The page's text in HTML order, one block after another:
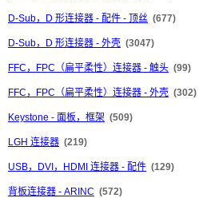
D-Sub，D 形连接器 - 配件 - 顶丝 (677)
D-Sub，D 形连接器 - 外壳 (3047)
FFC，FPC（扁平柔性）连接器 - 触头 (99)
FFC，FPC（扁平柔性）连接器 - 外壳 (302)
Keystone - 面板，框架 (509)
LGH 连接器 (219)
USB，DVI，HDMI 连接器 - 配件 (129)
背板连接器 - ARINC (572)